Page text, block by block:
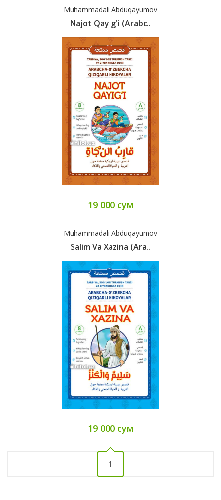
Muhammadali Abduqayumov
Najot Qayig'i (arabc..
19 000 сум
Muhammadali Abduqayumov
Salim Va Xazina (ara..
19 000 сум
1